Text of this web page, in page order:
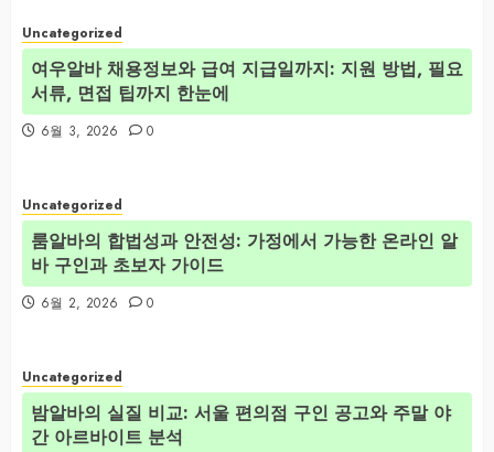
Uncategorized
여우알바 채용정보와 급여 지급일까지: 지원 방법, 필요
서류, 면접 팁까지 한눈에
6월 3, 2026 0
Uncategorized
룸알바의 합법성과 안전성: 가정에서 가능한 온라인 알
바 구인과 초보자 가이드
6월 2, 2026 0
Uncategorized
밤알바의 실질 비교: 서울 편의점 구인 공고와 주말 야
간 아르바이트 분석